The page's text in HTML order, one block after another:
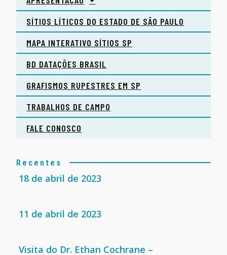
SÍTIOS LÍTICOS DO ESTADO DE SÃO PAULO
MAPA INTERATIVO SÍTIOS SP
BD DATAÇÕES BRASIL
GRAFISMOS RUPESTRES EM SP
TRABALHOS DE CAMPO
FALE CONOSCO
Recentes
18 de abril de 2023
11 de abril de 2023
Visita do Dr. Ethan Cochrane –